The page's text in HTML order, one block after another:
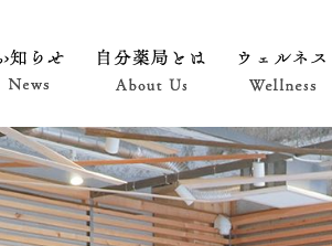
お知らせ News 自分薬局とは About Us